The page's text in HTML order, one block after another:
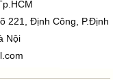
221, Định Công, P.Định
Nội